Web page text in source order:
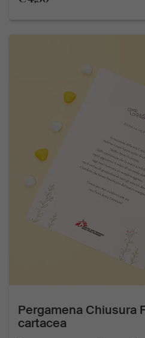
Pergamena Chiusura
cartacea